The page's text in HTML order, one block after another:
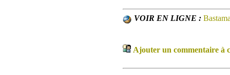
VOIR EN LIGNE :
Ajouter un commentaire à